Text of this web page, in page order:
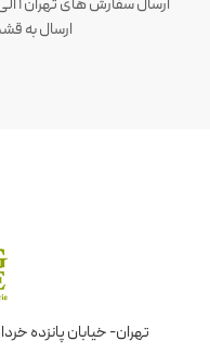
ارسال به
تهران- خیابان پانزده